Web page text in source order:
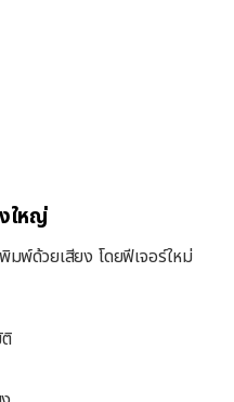
ใหญ่
มพ์ด้วยเสียง โดยฟีเจอร์ใหม่